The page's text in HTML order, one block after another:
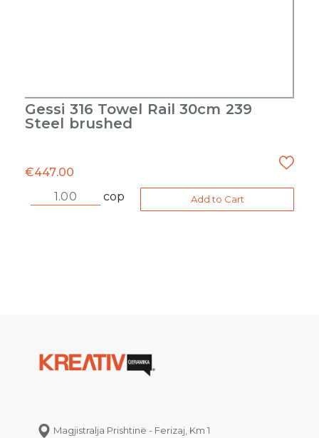
Gessi 316 Towel Rail 30cm 239
Steel brushed
€447.00
cop
Add to Cart
Magjistralja Prishtinë - Ferizaj, Km 1